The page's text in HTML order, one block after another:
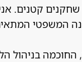
קטנים.
המשפטי
בניהול